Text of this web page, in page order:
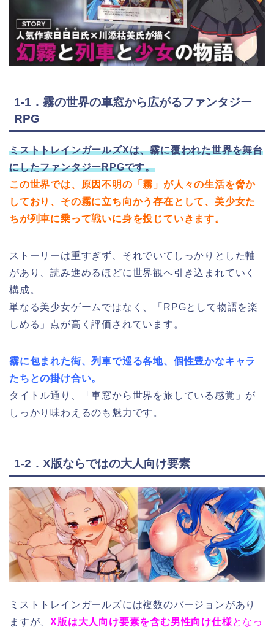
1-1．霧の世界の車窓から広がるファンタジー
RPG
ミストトレインガールズXは、霧に覆われた世界を舞台
にしたファンタジーRPGです。
この世界では、原因不明の「霧」が人々の生活を脅か
しており、その霧に立ち向かう存在として、美少女た
ちが列車に乗って戦いに身を投じていきます。
ストーリーは重すぎず、それでいてしっかりとした軸
があり、読み進めるほどに世界観へ引き込まれていく
構成。
単なる美少女ゲームではなく、「RPGとして物語を楽
しめる」点が高く評価されています。
霧に包まれた街、列車で巡る各地、個性豊かなキャラ
たちとの掛け合い。
タイトル通り、「車窓から世界を旅している感覚」が
しっかり味わえるのも魅力です。
1-2．X版ならではの大人向け要素
ミストトレインガールズには複数のバージョンがあり
ますが、X版は大人向け要素を含む男性向け仕様となっ